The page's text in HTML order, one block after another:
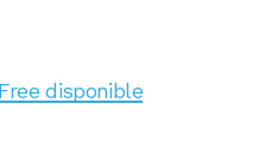
disponible